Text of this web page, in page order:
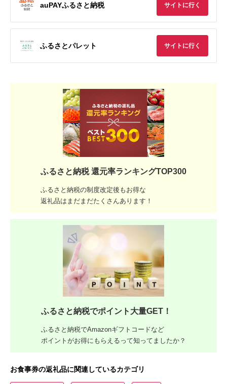
auPAYふるさと納税 サイトに行く
ふるさとパレット サイトに行く
ふるさと納税 還元率ランキングTOP300
ふるさと納税の制度改定後もお得な
返礼品はまだまだたくさんあります！
ふるさと納税でポイント大量GET！
ふるさと納税でAmazonギフトコードなど
ポイントがお得にもらえるって知ってましたか？
お食事券の返礼品に関連しているカテゴリ